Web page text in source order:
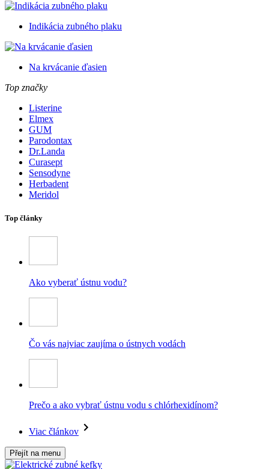
Indikácia zubného plaku
Na krvácanie ďasien
Top značky
Listerine
Elmex
GUM
Parodontax
Dr.Landa
Curasept
Sensodyne
Herbadent
Meridol
Top články
Ako vyberať ústnu vodu?
Čo vás najviac zaujíma o ústnych vodách
Prečo a ako vybrať ústnu vodu s chlórhexidínom?
Viac článkov
Přejít na menu